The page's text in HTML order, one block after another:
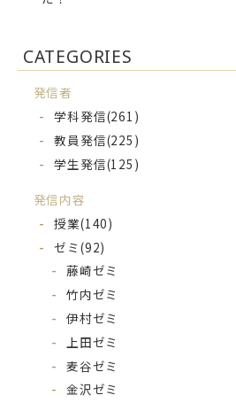
CATEGORIES
発信者
学科発信(261)
教員発信(225)
学生発信(125)
発信内容
授業(140)
ゼミ(92)
藤崎ゼミ
竹内ゼミ
伊村ゼミ
上田ゼミ
麦谷ゼミ
金沢ゼミ